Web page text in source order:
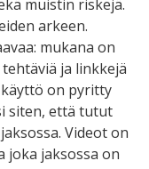
muistin riskejä.
arkeen.
mukana on
ja linkkejä
on pyritty
siten, että tutut
Videot on
joka jaksossa on